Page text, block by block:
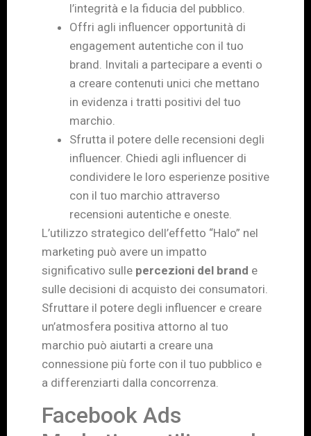
l’integrità e la fiducia del pubblico.
Offri agli influencer opportunità di
engagement autentiche con il tuo
brand. Invitali a partecipare a eventi o
a creare contenuti unici che mettano
in evidenza i tratti positivi del tuo
marchio.
Sfrutta il potere delle recensioni degli
influencer. Chiedi agli influencer di
condividere le loro esperienze positive
con il tuo marchio attraverso
recensioni autentiche e oneste.
L’utilizzo strategico dell’effetto “Halo” nel
marketing può avere un impatto
significativo sulle percezioni del brand e
sulle decisioni di acquisto dei consumatori.
Sfruttare il potere degli influencer e creare
un’atmosfera positiva attorno al tuo
marchio può aiutarti a creare una
connessione più forte con il tuo pubblico e
a differenziarti dalla concorrenza.
Facebook Ads